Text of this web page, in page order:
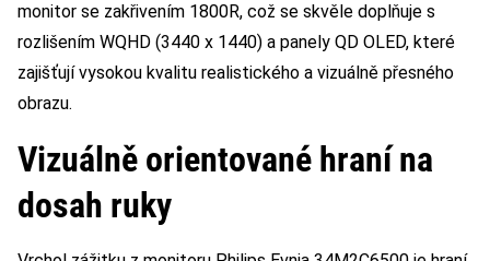
monitor se zakřivením 1800R, což se skvěle doplňuje s
rozlišením WQHD (3440 x 1440) a panely QD OLED, které
zajišťují vysokou kvalitu realistického a vizuálně přesného
obrazu.
Vizuálně orientované hraní na
dosah ruky